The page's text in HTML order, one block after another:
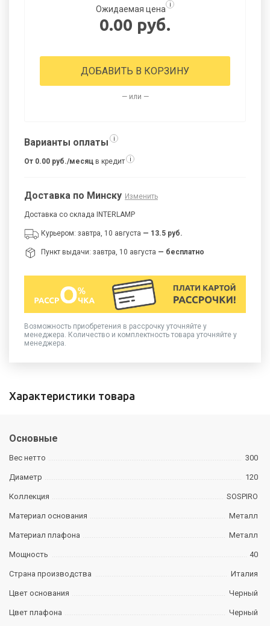
Ожидаемая цена i
0.00 руб.
ДОБАВИТЬ В КОРЗИНУ
— или —
Варианты оплаты i
От 0.00 руб./месяц в кредит i
Доставка по Минску Изменить
Доставка со склада INTERLAMP
Курьером: завтра, 10 августа — 13.5 руб.
Пункт выдачи: завтра, 10 августа — бесплатно
Возможность приобретения в рассрочку уточняйте у
менеджера. Количество и комплектность товара уточняйте у
менеджера.
Характеристики товара
Основные
Вес нетто 300
Диаметр 120
Коллекция SOSPIRO
Материал основания Металл
Материал плафона Металл
Мощность 40
Страна производства Италия
Цвет основания Черный
Цвет плафона Черный